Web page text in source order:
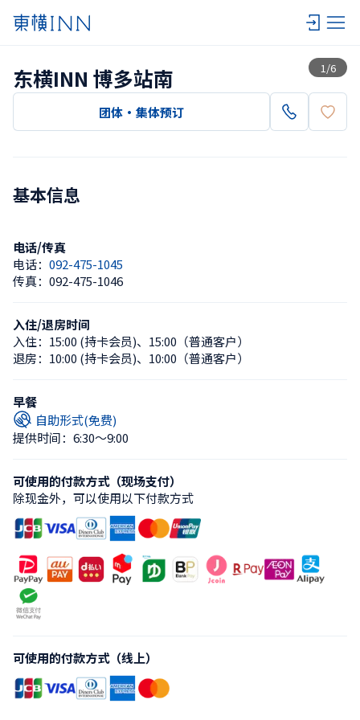
1 /6
查看一览
东横INN 博多站南
团体・集体预订
基本信息
电话/传真
电话： 092-475-1045
传真： 092-475-1046
入住/退房时间
入住： 15:00 (持卡会员)、 15:00（普通客户）
退房： 10:00 (持卡会员)、 10:00（普通客户）
早餐
自助形式(免费)
提供时间：6:30〜9:00
可使用的付款方式（现场支付）
除现金外，可以使用以下付款方式
可使用的付款方式（线上）